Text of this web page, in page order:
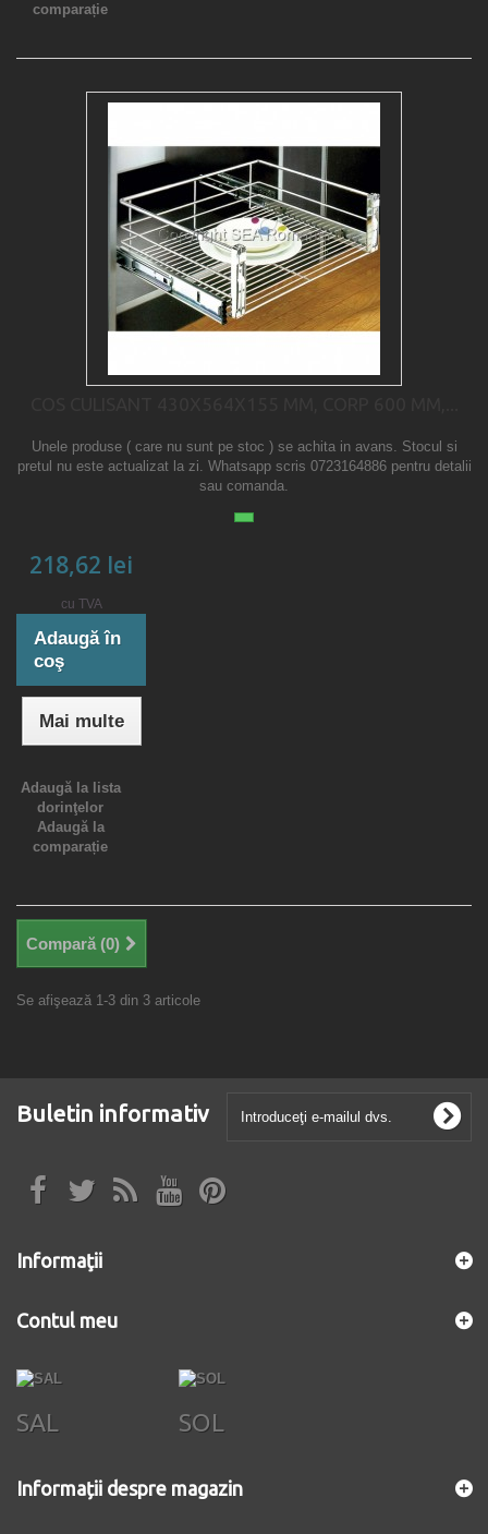
comparație
Unele produse ( care nu sunt pe stoc ) se achita in avans. Stocul si
pretul nu este actualizat la zi. Whatsapp scris 0723164886 pentru detalii
sau comanda.
218,62 lei
cu TVA
Adaugă în
coş
Mai multe
Adaugă la lista
dorinţelor
Adaugă la
comparație
Compară (0)
Se afişează 1-3 din 3 articole
Buletin informativ
Informaţii
Contul meu
SAL SOL
Informații despre magazin